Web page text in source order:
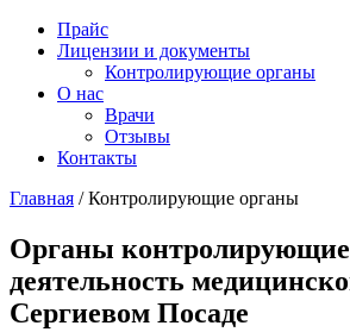
Прайс
Лицензии и документы
Контролирующие органы
О нас
Врачи
Отзывы
Контакты
Главная /Контролирующие органы
Органы контролирующие
деятельность
Сергиевом Посаде